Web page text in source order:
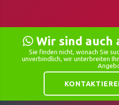
Wir sind auch
Sie finden nicht, wonach Sie
unverbindlich, wir unterbreiten